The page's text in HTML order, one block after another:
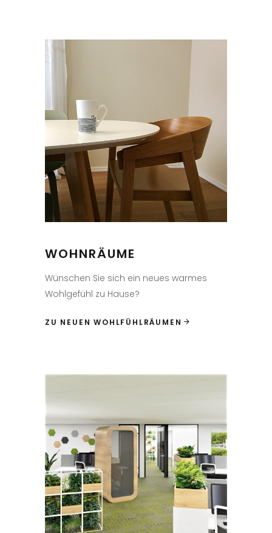
WOHNRÄUME
Wünschen Sie sich ein neues warmes
Wohlgefühl zu Hause?
ZU NEUEN WOHLFÜHLRÄUMEN